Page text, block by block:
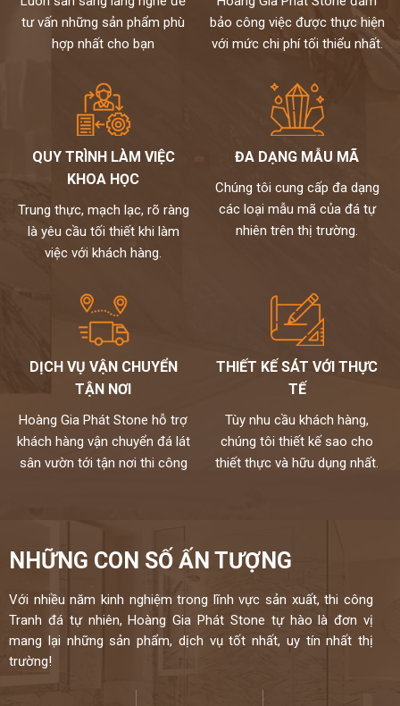
HẠNH
ĐƯỢC PHỤC VỤ QUÝ KHÁCH – HOTLINE: 0972101656 -
0946916986
tư vấn những sản phẩm phù
hợp nhất cho bạn
bảo công việc được thực hiện
với mức chi phí tối thiểu nhất.
QUY TRÌNH LÀM VIỆC
KHOA HỌC
Trung thực, mạch lạc, rõ ràng
là yêu cầu tối thiết khi làm
việc với khách hàng.
ĐA DẠNG MẪU MÃ
Chúng tôi cung cấp đa dạng
các loại mẫu mã của đá tự
nhiên trên thị trường.
DỊCH VỤ VẬN CHUYỂN
TẬN NƠI
Hoàng Gia Phát Stone hỗ trợ
khách hàng vận chuyển đá lát
sân vườn tới tận nơi thi công
THIẾT KẾ SÁT VỚI THỰC
TẾ
Tùy nhu cầu khách hàng,
chúng tôi thiết kế sao cho
thiết thực và hữu dụng nhất.
NHỮNG CON SỐ ẤN TƯỢNG
Với nhiều năm kinh nghiệm trong lĩnh vực sản xuất, thi công
Tranh đá tự nhiên, Hoàng Gia Phát Stone tự hào là đơn vị
mang lại những sản phẩm, dịch vụ tốt nhất, uy tín nhất thị
trường!